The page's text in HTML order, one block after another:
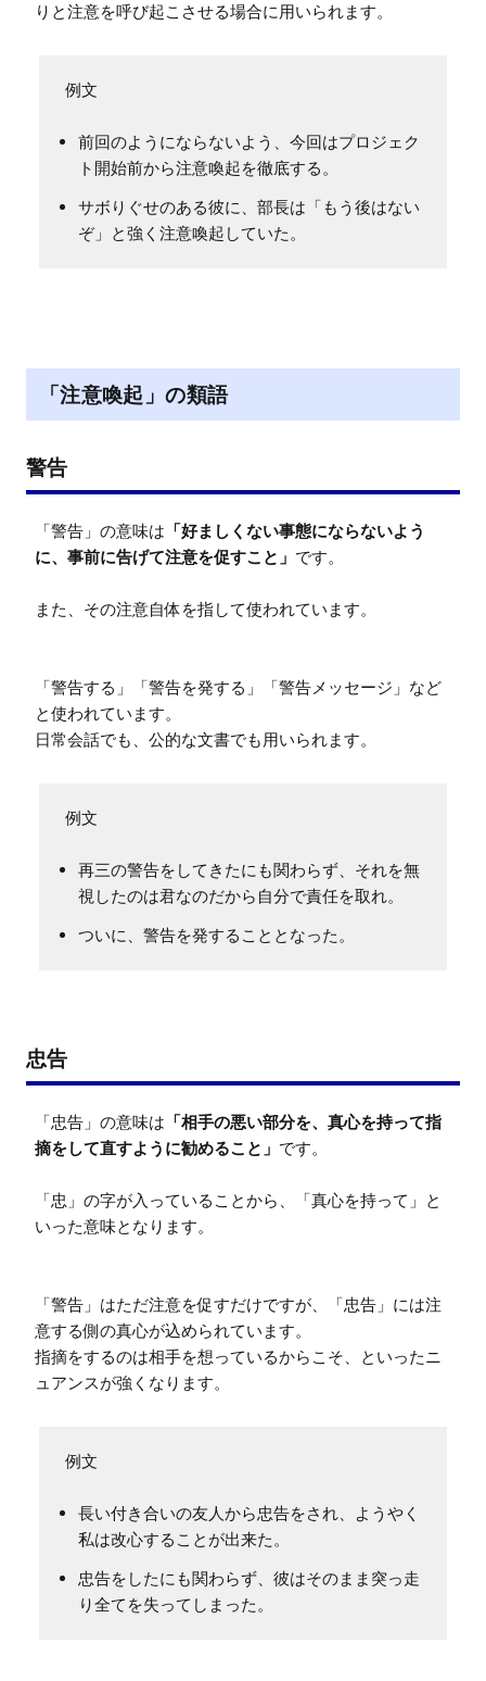
りと注意を呼び起こさせる場合に用いられます。
前回のようにならないよう、今回はプロジェク
ト開始前から注意喚起を徹底する。
サボりぐせのある彼に、部長は「もう後はない
ぞ」と強く注意喚起していた。
「注意喚起」の類語
警告
「警告」の意味は 「好ましくない事態にならないよう
に、事前に告げて注意を促すこと」 です。
また、その注意自体を指して使われています。
「警告する」「警告を発する」「警告メッセージ」など
と使われています。
日常会話でも、公的な文書でも用いられます。
再三の警告をしてきたにも関わらず、それを無
視したのは君なのだから自分で責任を取れ。
ついに、警告を発することとなった。
忠告
「忠告」の意味は 「相手の悪い部分を、真心を持って指
摘をして直すように勧めること」 です。
「忠」の字が入っていることから、「真心を持って」と
いった意味となります。
「警告」はただ注意を促すだけですが、「忠告」には注
意する側の真心が込められています。
指摘をするのは相手を想っているからこそ、といったニ
ュアンスが強くなります。
長い付き合いの友人から忠告をされ、ようやく
私は改心することが出来た。
忠告をしたにも関わらず、彼はそのまま突っ走
り全てを失ってしまった。